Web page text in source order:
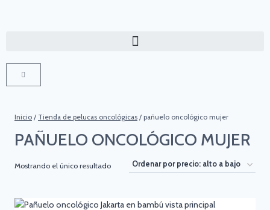
Inicio / Tienda de pelucas oncológicas / pañuelo oncológico mujer
PAÑUELO ONCOLÓGICO MUJER
Mostrando el único resultado